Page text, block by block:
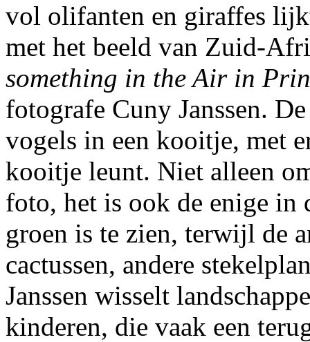
vol olifanten en giraffes
met het beeld van Zuid-
something in the Air in
fotografe Cuny Janssen.
vogels in een kooitje, met
kooitje leunt. Niet alleen
foto, het is ook de enige in
groen is te zien, terwijl de
cactussen, andere
Janssen wisselt
kinderen, die vaak een